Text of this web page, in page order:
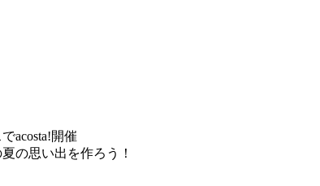
acosta!開催
の思い出を作ろう！